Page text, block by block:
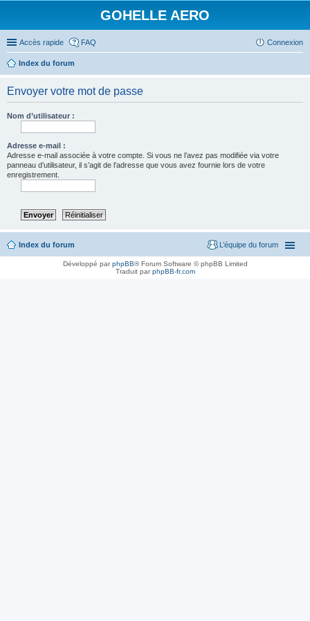
GOHELLE AERO
Accès rapide FAQ Connexion
Index du forum
Envoyer votre mot de passe
Nom d’utilisateur :
Adresse e-mail :
Adresse e-mail associée à votre compte. Si vous ne l’avez pas modifiée via votre
panneau d’utilisateur, il s’agit de l’adresse que vous avez fournie lors de votre
enregistrement.
Index du forum L’équipe du forum
Développé parphpBB® Forum Software © phpBB Limited
Traduit parphpBB-fr.com